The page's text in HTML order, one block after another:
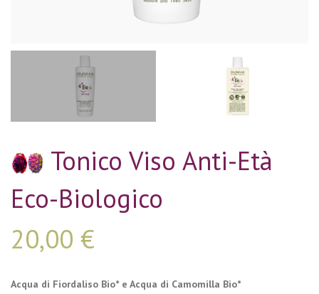
Tonico Viso Anti-Età
Eco-Biologico
20,00 €
Acqua di Fiordaliso Bio* e Acqua di Camomilla Bio*